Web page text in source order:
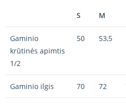
S M
Gaminio
krūtinės apimtis
1/2
50 53,5
Gaminio ilgis 70 72